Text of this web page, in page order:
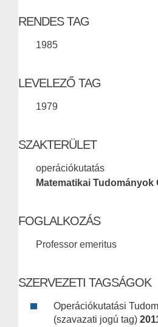
RENDES TAG
1985
LEVELEZŐ TAG
1979
SZAKTERÜLET
operációkutatás
Matematikai Tudományok
FOGLALKOZÁS
Professor emeritus
SZERVEZETI TAGSÁGOK
Operációkutatási
(szavazati jogú tag)